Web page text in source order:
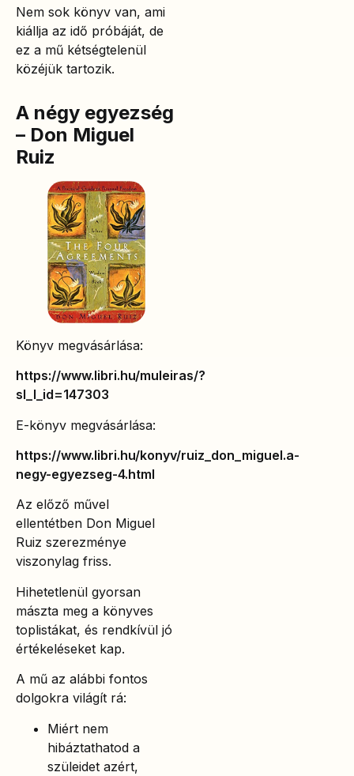
Nem sok könyv van, ami
kiállja az idő próbáját, de
ez a mű kétségtelenül
közéjük tartozik.
A négy egyezség
– Don Miguel
Ruiz
Könyv megvásárlása:
https://www.libri.hu/muleiras/?
sl_l_id=147303
E-könyv megvásárlása:
https://www.libri.hu/konyv/ruiz_don_miguel.a-
negy-egyezseg-4.html
Az előző művel
ellentétben Don Miguel
Ruiz szerezménye
viszonylag friss.
Hihetetlenül gyorsan
mászta meg a könyves
toplistákat, és rendkívül jó
értékeléseket kap.
A mű az alábbi fontos
dolgokra világít rá:
Miért nem
hibáztathatod a
szüleidet azért,